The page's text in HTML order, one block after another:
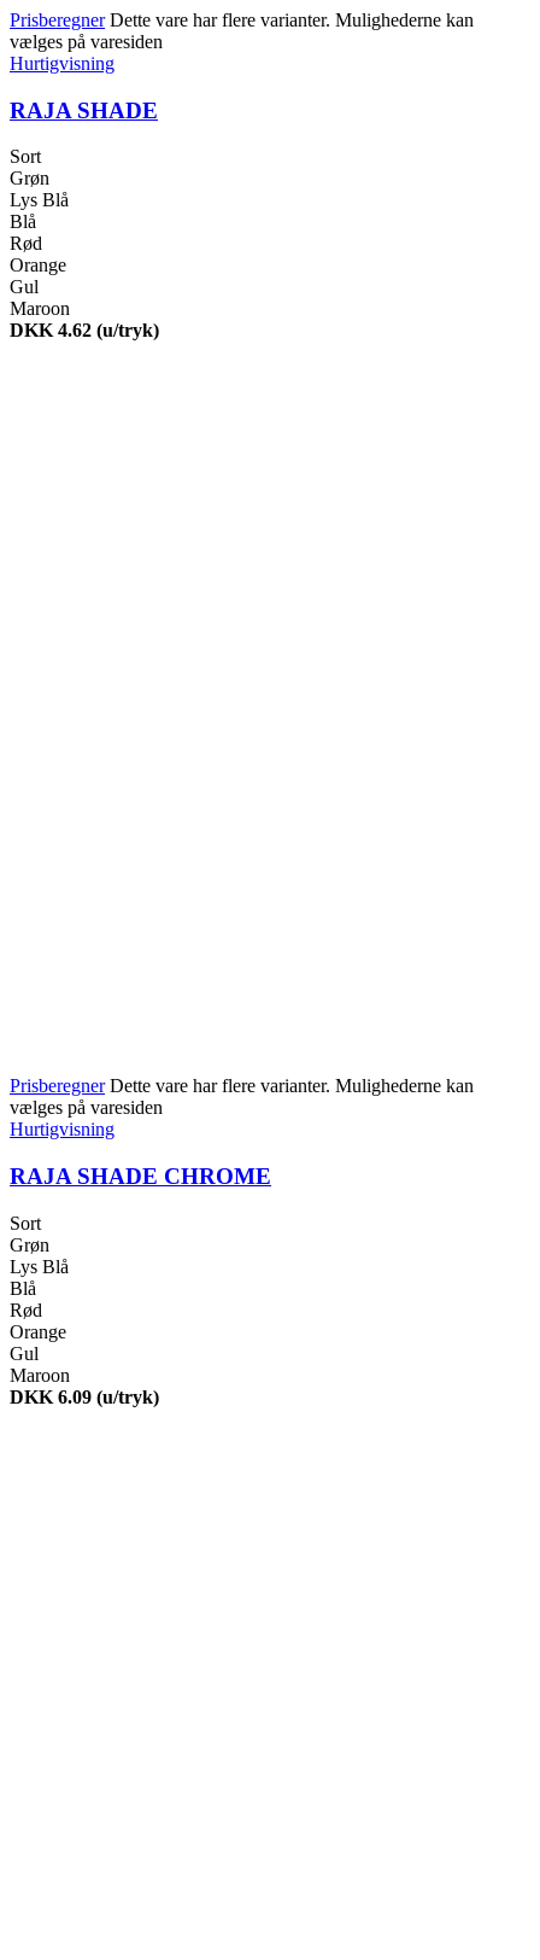
Prisberegner Dette vare har flere varianter. Mulighederne kan
vælges på varesiden
Hurtigvisning
RAJA SHADE
Sort
Grøn
Lys Blå
Blå
Rød
Orange
Gul
Maroon
DKK 4.62 (u/tryk)
Prisberegner Dette vare har flere varianter. Mulighederne kan
vælges på varesiden
Hurtigvisning
RAJA SHADE CHROME
Sort
Grøn
Lys Blå
Blå
Rød
Orange
Gul
Maroon
DKK 6.09 (u/tryk)